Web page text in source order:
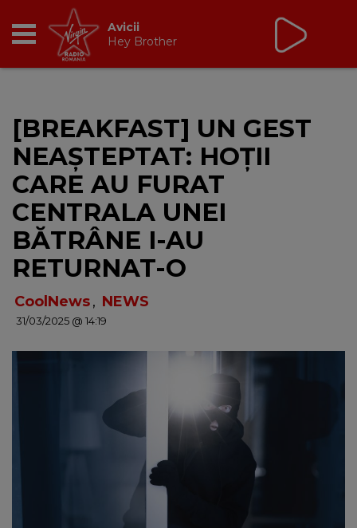
BREAKFAST
TIC TALK
CÂȘTIGĂ
HOT 30
DANCEFLOOR CHART
CONTUL MEU
Non Stop Virgin
cu Virgin Radio Romania
24/24
[BREAKFAST] UN GEST
NEAȘTEPTAT: HOȚII
CARE AU FURAT
CENTRALA UNEI
BĂTRÂNE I-AU
RETURNAT-O
CoolNews, NEWS
31/03/2025 @ 14:19